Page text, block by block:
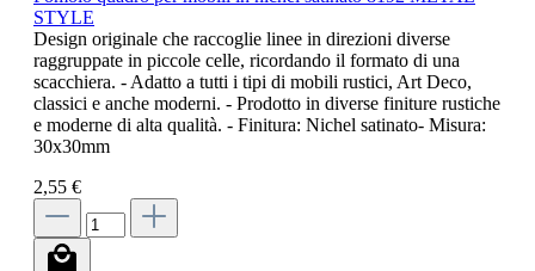
STYLE
Design originale che raccoglie linee in direzioni diverse
raggruppate in piccole celle, ricordando il formato di una
scacchiera. - Adatto a tutti i tipi di mobili rustici, Art Deco,
classici e anche moderni. - Prodotto in diverse finiture rustiche
e moderne di alta qualità. - Finitura: Nichel satinato- Misura:
30x30mm
2,55 €